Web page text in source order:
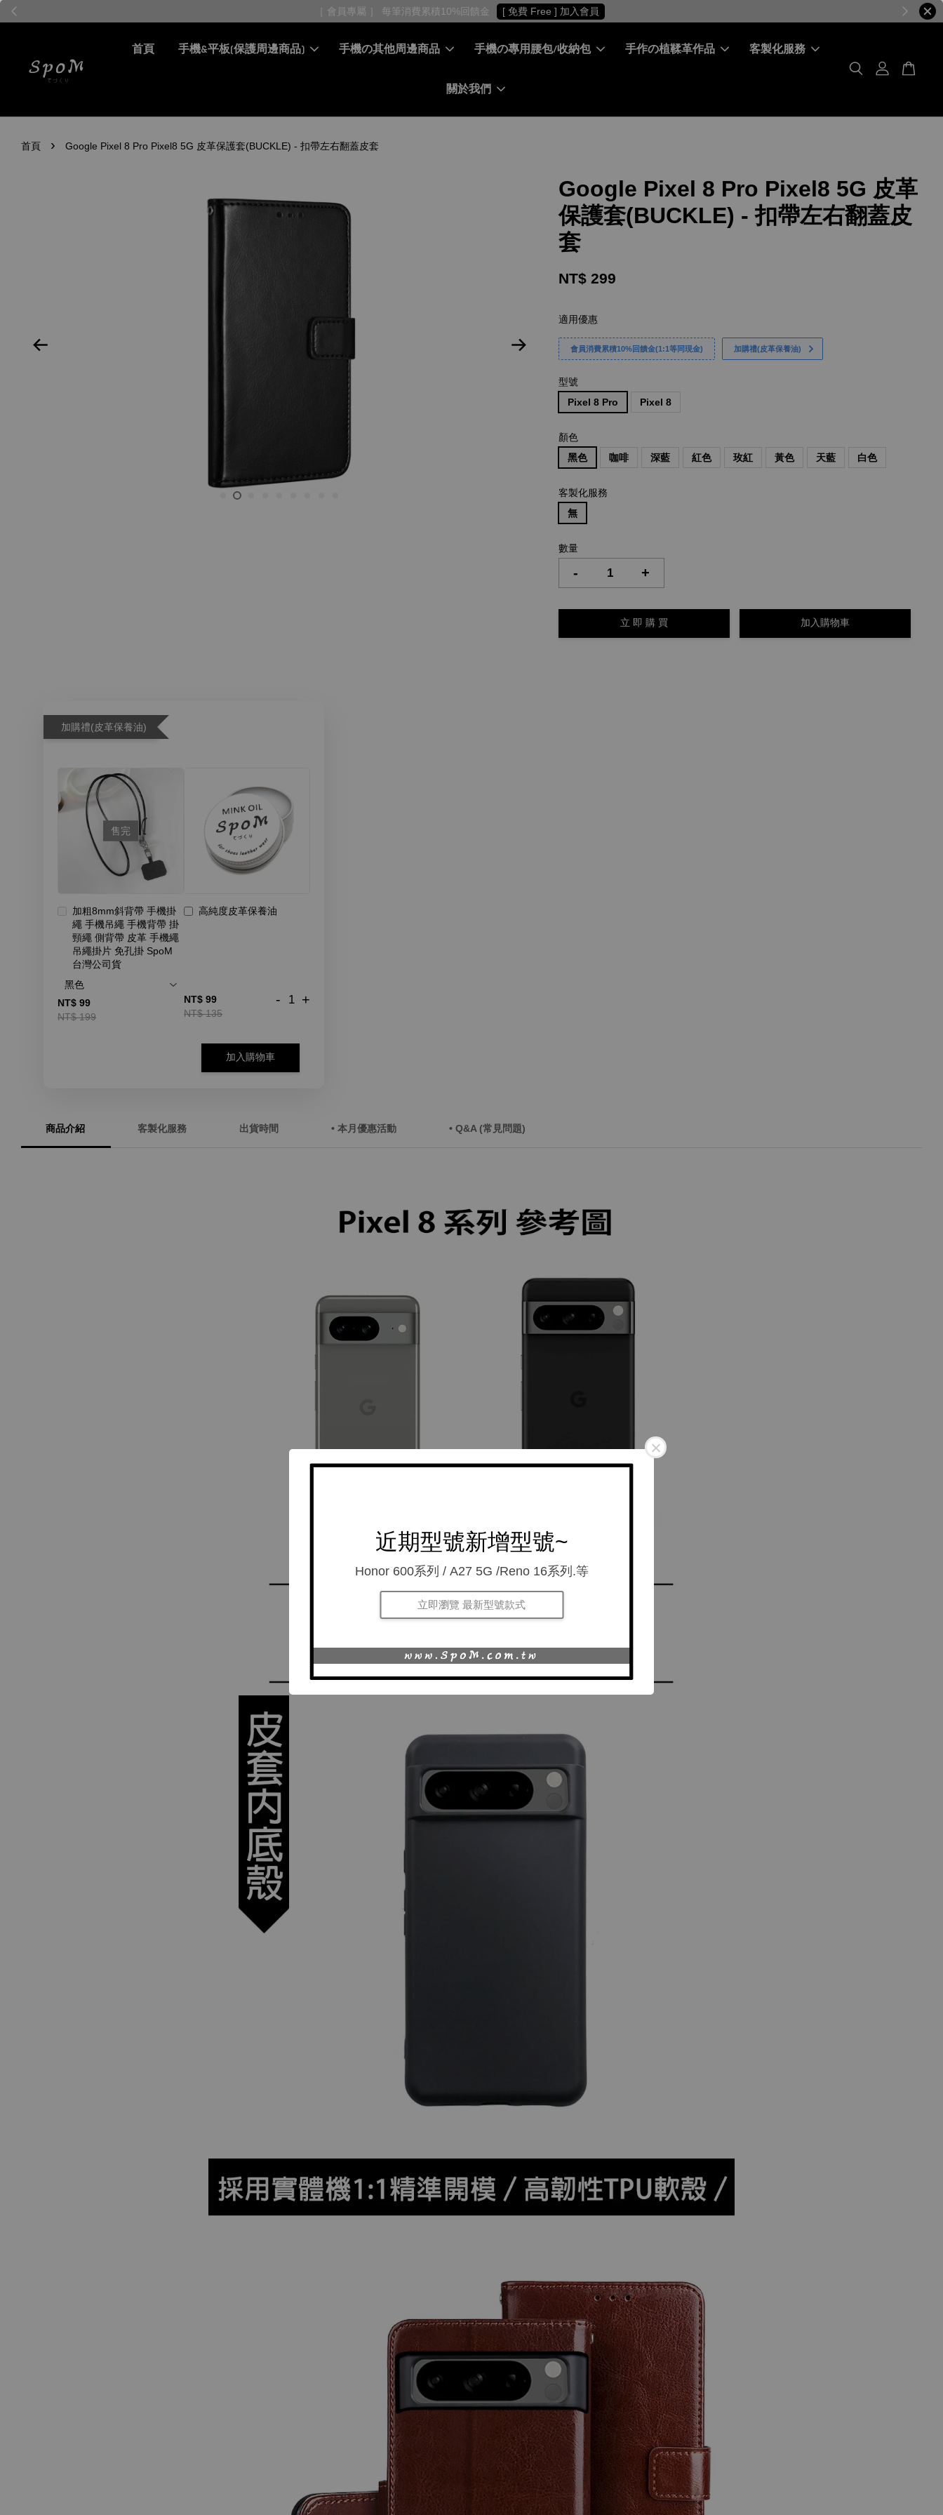
［ 會員專屬 ］ 每筆消費累積10%回饋金 [ 免費 Free ] 加入會員
近期型號新增型號~
Honor 600系列 / A27 5G /Reno 16系列.等
立即瀏覽 最新型號款式
首頁 手機&平板(保護周邊商品) 手機の其他周邊商品 手機の專用腰包/收納包 手作の植鞣革作品 客製化服務
關於我們
首頁 › Google Pixel 8 Pro Pixel8 5G 皮革保護套(BUCKLE) - 扣帶左右翻蓋皮套
Google Pixel 8 Pro Pixel8 5G 皮革
保護套(BUCKLE) - 扣帶左右翻蓋皮
套
NT$ 299
適用優惠
會員消費累積10%回饋金(1:1等同現金) 加購禮(皮革保養油)
型號
Pixel 8 Pro
Pixel 8
顏色
黑色
咖啡 深藍 紅色 玫紅 黃色 天藍 白色
客製化服務
無
數量
- +
立 即 購 買 加入購物車
加購禮(皮革保養油)
售完
加粗8mm斜背帶 手機掛
繩 手機吊繩 手機背帶 掛
頸繩 側背帶 皮革 手機繩
吊繩掛片 免孔掛 SpoM
台灣公司貨
NT$ 99
NT$ 199
高純度皮革保養油
NT$ 99
NT$ 135
- +
加入購物車
商品介紹 客製化服務 出貨時間 • 本月優惠活動 • Q&A (常見問題)